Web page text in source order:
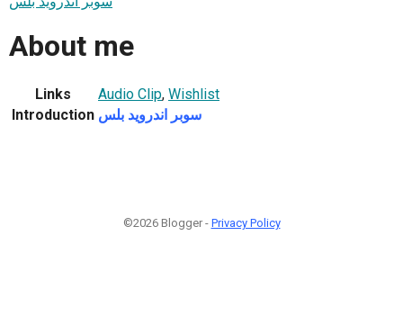
About me
Links Audio Clip, Wishlist
Introduction سوبر اندرويد بلس
©2026 Blogger - Privacy Policy